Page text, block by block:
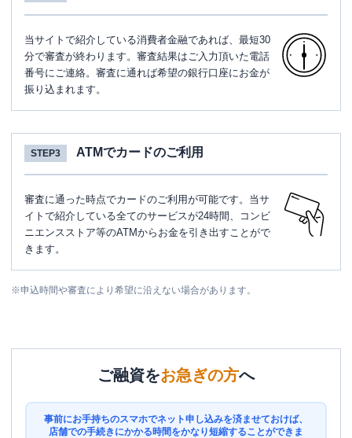
当サイトで紹介している消費者金融であれば、最短30
分で審査が終わります。審査結果はご入力頂いた電話
番号にご連絡。審査に通れば希望の銀行口座にお金が
振り込まれます。
STEP3 ATMでカードのご利用
審査に通った時点でカードのご利用が可能です。当サ
イトで紹介している全てのサービスが24時間、コンビ
ニエンスストア等のATMからお金を引き出すことがで
きます。
※申込時間や審査により希望に沿えない場合があります。
ご融資をお急ぎの方へ
事前にお手持ちのスマホでネット申し込みを済ませておけば、
店舗での手続きにかかる時間をかなり短縮することができま